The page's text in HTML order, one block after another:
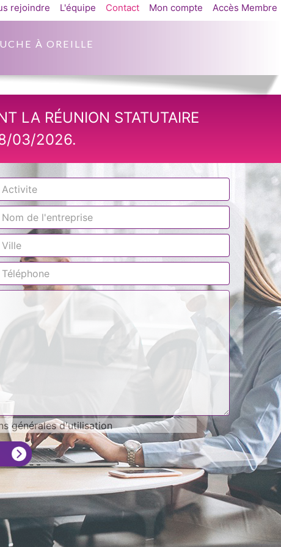
À OREILLE
rejoindre L'équipe Contact Mon compte Accès Membre
LA RÉUNION STATUTAIRE
03/2026.
générales d'utilisation